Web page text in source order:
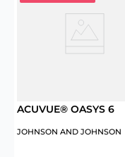
ACUVUE® OASYS 6
JOHNSON AND JOHNSON